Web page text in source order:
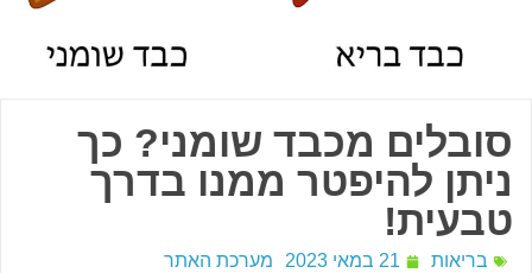
סובלים מכבד שומני? כך
ניתן להיפטר ממנו בדרך
טבעית!
בריאות 21 במאי 2023 מערכת האתר